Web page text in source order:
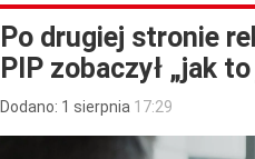
Po drugiej stronie
PIP zobaczył „jak
Dodano: 1 sierpnia 17:29